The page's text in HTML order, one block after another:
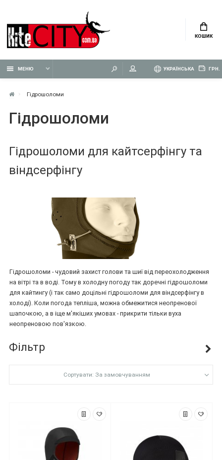
КОШИК
МЕНЮ УКРАЇНСЬКА ГРН.
Гідрошоломи
Гідрошоломи
Гідрошоломи для кайтсерфінгу та
віндсерфінгу
Гідрошоломи - чудовий захист голови та шиї від переохолодження
на вітрі та в воді. Тому в холодну погоду так доречні гідрошоломи
для кайтингу (і так само доцільні гідрошоломи для віндсерфінгу в
холоді). Коли погода тепліша, можна обмежитися неопренової
шапочкою, а в іще м'якіших умовах - прикрити тільки вуха
неопреновою пов'язкою.
Фільтр
Сортувати: За замовчуванням